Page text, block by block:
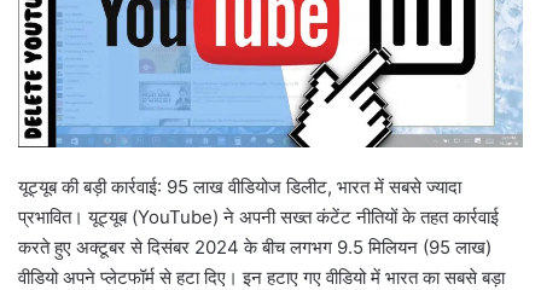
यूट्यूब की बड़ी कार्रवाई: 95 लाख वीडियोज डिलीट, भारत में सबसे ज्यादा
प्रभावित। यूट्यूब (YouTube) ने अपनी सख्त कंटेंट नीतियों के तहत कार्रवाई
करते हुए अक्टूबर से दिसंबर 2024 के बीच लगभग 9.5 मिलियन (95 लाख)
वीडियो अपने प्लेटफॉर्म से हटा दिए। इन हटाए गए वीडियो में भारत का सबसे बड़ा